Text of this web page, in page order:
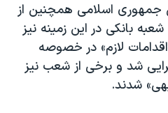
جمهوری اسلامی همچنین از
بانکی در این زمینه نیز
لازم» در خصوصه
شد و برخی از شعب نیز
شدند.